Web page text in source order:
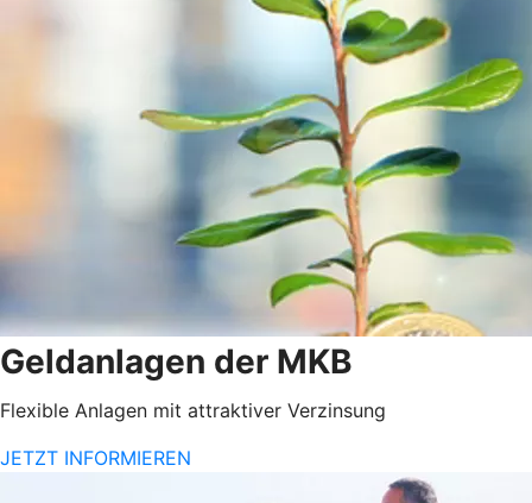
Geldanlagen der MKB
Flexible Anlagen mit attraktiver Verzinsung
JETZT INFORMIEREN